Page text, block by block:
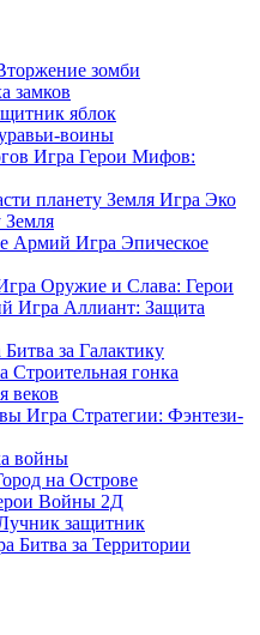
зомби
замков
яблок
воины
Игра Герои Мифов:
Игра Эко
Земля
Игра Эпическое
Оружие и Слава: Герои
Игра Аллиант: Защита
за Галактику
Строительная гонка
веков
Игра Стратегии: Фэнтези-
войны
на Острове
Войны 2Д
защитник
Битва за Территории